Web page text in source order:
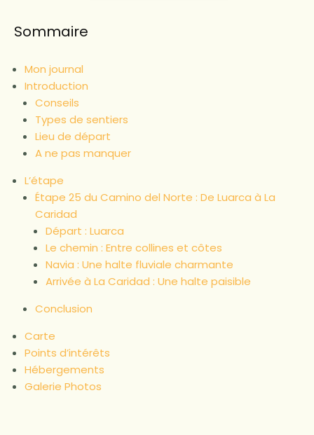
Sommaire
Mon journal
Introduction
Conseils
Types de sentiers
Lieu de départ
A ne pas manquer
L’étape
Étape 25 du Camino del Norte : De Luarca à La
Caridad
Départ : Luarca
Le chemin : Entre collines et côtes
Navia : Une halte fluviale charmante
Arrivée à La Caridad : Une halte paisible
Conclusion
Carte
Points d’intérêts
Hébergements
Galerie Photos